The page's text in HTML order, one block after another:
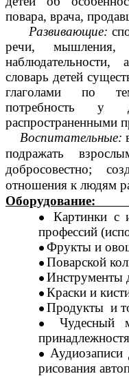
повара, врача,
Развивающие:
речи, мышления,
наблюдательности,
словарь детей
глаголами по
потребность у
распространенными
Воспитательные:
подражать
добросовестно;
отношения к людям
Оборудование:
Картинки с
профессий
Фрукты и
Поварской
Инструменты
Краски и
Продукты и
Чудесный
рисования